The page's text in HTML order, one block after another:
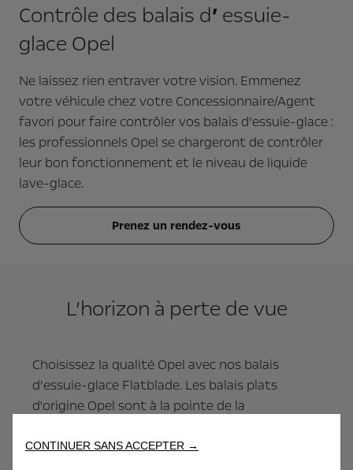
Contrôle des balais d’ essuie-
glace Opel
Ne laissez rien entraver votre vision. Emmenez
votre véhicule chez votre Concessionnaire/Agent
favori pour faire contrôler vos balais d’essuie-glace :
les professionnels Opel se chargeront de contrôler
leur bon fonctionnement et le niveau de liquide
lave-glace.
Prenez un rendez-vous
L’horizon à perte de vue
Choisissez la qualité Opel avec nos balais
d’essuie-glace Flatblade. Les balais plats
d'origine Opel sont à la pointe de la
attache avec déflecteur intégré s'adapte aux
CONTINUER SANS ACCEPTER →